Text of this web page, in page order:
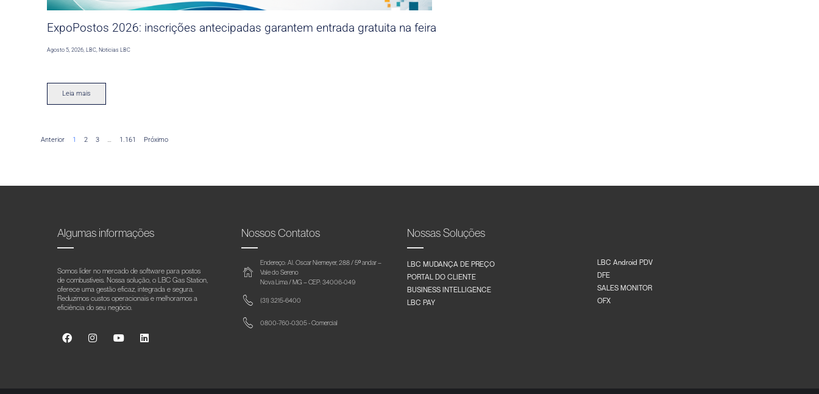
ExpoPostos 2026: inscrições antecipadas garantem entrada gratuita na feira
Agosto 5, 2026 ,LBC Noticias LBC
Leia mais
Anterior 1 2 3 … 1.161 Próximo
Algumas informações
Somos líder no mercado de software para postos
de combustíveis. Nossa solução, o LBC Gas Station,
oferece uma gestão eficaz, integrada e segura.
Reduzimos custos operacionais e melhoramos a
eficiência do seu negócio.
Nossos Contatos
Endereço: Al. Oscar Niemeyer, 288 / 5º andar –
Vale do Sereno
Nova Lima / MG – CEP: 34006-049
(31) 3215-6400
0800-760-0305 - Comercial
Nossas Soluções
LBC MUDANÇA DE PREÇO
PORTAL DO CLIENTE
BUSINESS INTELLIGENCE
LBC PAY
LBC Android PDV
DFE
SALES MONITOR
OFX